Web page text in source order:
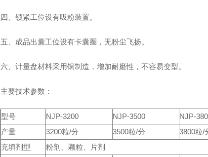
四、锁紧工位设有吸粉装置。
五、成品出囊工位设有卡囊圈，无粉尘飞扬。
六、计量盘材料采用铜制造，增加耐磨性，不容易变型。
主要技术参数：
型号 NJP-3200 NJP-3500
NJP-
产量
3200粒/分 3500粒/分
3800粒/
充填剂型
粉剂、颗粒、片剂